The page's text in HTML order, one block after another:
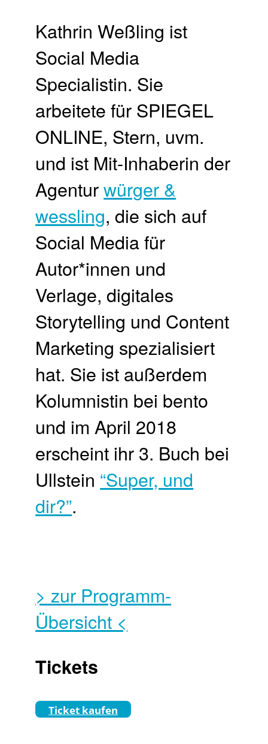
Kathrin Weßling ist
Social Media
Specialistin. Sie
arbeitete für SPIEGEL
ONLINE, Stern, uvm.
und ist Mit-Inhaberin der
Agenturwürger &
wessling, die sich auf
Social Media für
Autor*innen und
Verlage, digitales
Storytelling und Content
Marketing spezialisiert
hat. Sie ist außerdem
Kolumnistin bei bento
und im April 2018
erscheint ihr 3. Buch bei
Ullstein “Super, und
dir?”.
> zur Programm-
Übersicht <
Tickets
Ticket kaufen